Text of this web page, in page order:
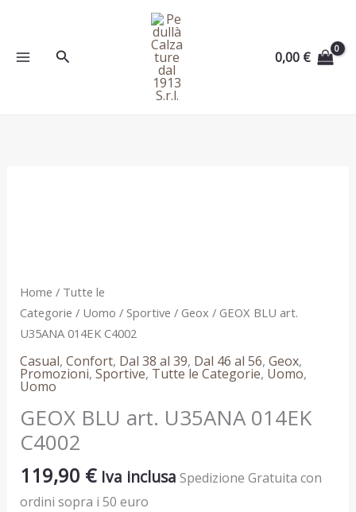
contenutoCerca 0,00 €
Home / Tutte le
Categorie / Uomo / Sportive / Geox / GEOX BLU art.
U35ANA 014EK C4002
Casual, Confort, Dal 38 al 39, Dal 46 al 56, Geox,
Promozioni, Sportive, Tutte le Categorie, Uomo,
Uomo
GEOX BLU art. U35ANA 014EK
C4002
119,90 € Iva inclusa Spedizione Gratuita con
ordini sopra i 50 euro
C4002
quantità